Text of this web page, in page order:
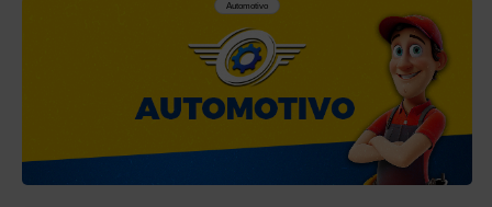
Automotivo